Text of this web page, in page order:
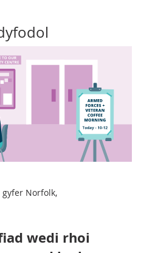
gyfer Norfolk,
wedi rhoi